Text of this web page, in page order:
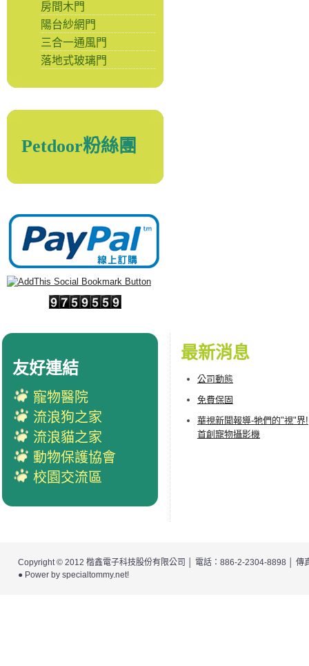
房間木門
陽台紗網門
三合一通風門
落地式玻璃門
Petdoor粉絲團
最新消息
公司動態
免費保固
華視新聞報導-牠們的"視"界!
首創寵物攝影機
友好連結
寵物醫院
流浪狗之家
流浪貓之家
動物保護協會
校園交流區
Copyright © 2012 楷鑫電子科技股份有限公司
│ 電話：886-2-2304-8898 │
● Power by specialtommy.net!